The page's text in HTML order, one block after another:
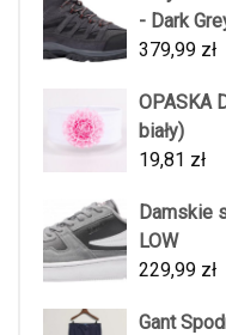
- Dark
379,99 zł
OPASKA
biały)
19,81 zł
Damskie
LOW
229,99 zł
Gant